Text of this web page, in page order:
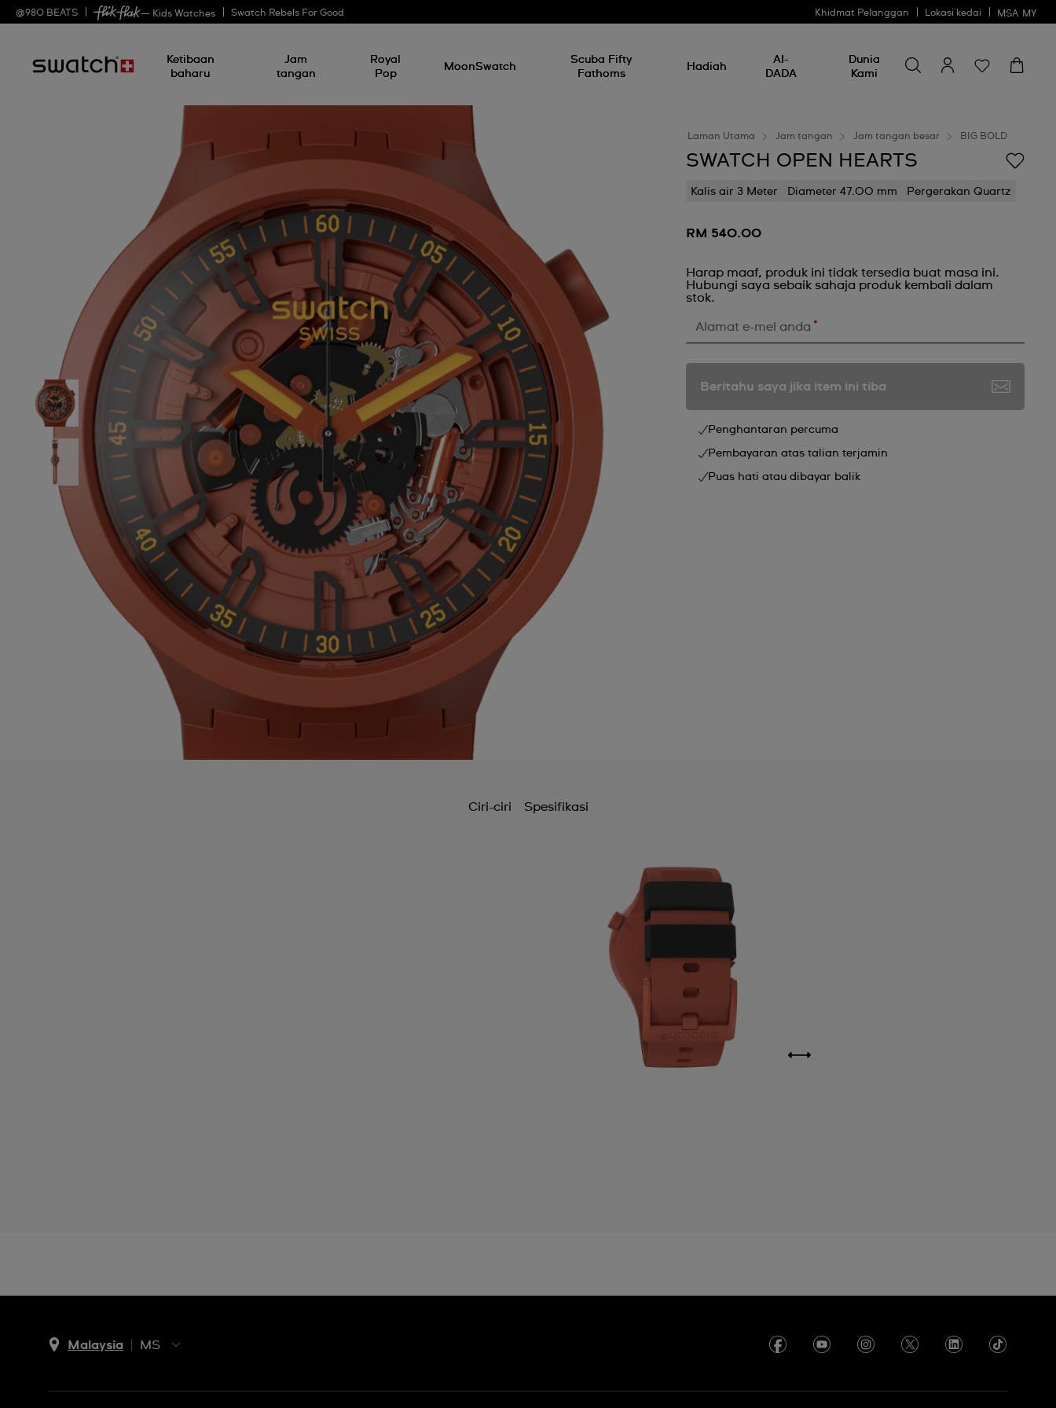
@980 BEATS — Kids Watches Swatch Rebels For Good Khidmat Pelanggan Lokasi kedai MSA MY
Ketibaan
baharu
Jam
tangan
Royal
Pop
MoonSwatch
Scuba Fifty
Fathoms
Hadiah
AI-
DADA
Dunia
Kami
sesuatu
Laman Utama Jam tangan Jam tangan besar BIG BOLD
SWATCH OPEN HEARTS
Kalis air 3 Meter Diameter 47.00 mm Pergerakan Quartz
RM 540.00
Harap maaf, produk ini tidak tersedia buat masa ini.
Hubungi saya sebaik sahaja produk kembali dalam
stok.
Alamat e-mel anda *
Beritahu saya jika item ini tiba
Penghantaran percuma
Pembayaran atas talian terjamin
Puas hati atau dibayar balik
Ciri-ciri Spesifikasi
Malaysia
MS
MS